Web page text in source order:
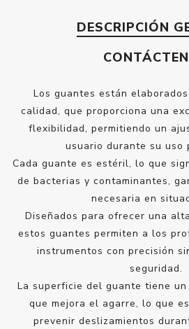
DESCRIPCIÓN
Los guantes están
calidad, que proporciona una
flexibilidad, permitiendo un
usuario durante su uso
Cada guante es estéril, lo que
de bacterias y contaminantes,
necesaria en
Diseñados para ofrecer una
estos guantes permiten a los
instrumentos con precisión
seguridad.
La superficie del guante tiene
que mejora el agarre, lo que
prevenir deslizamientos